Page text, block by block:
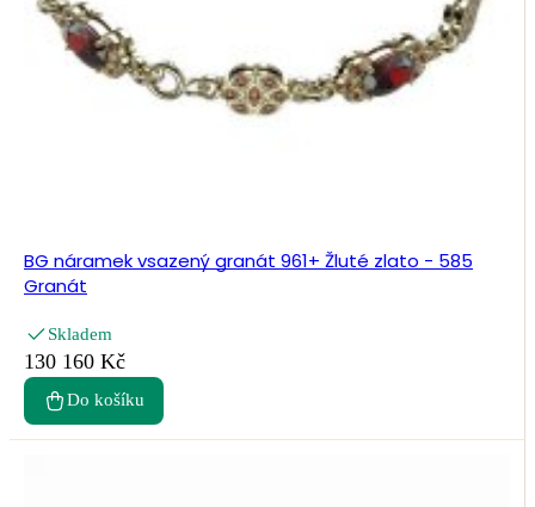
BG náramek vsazený granát 961+ Žluté zlato - 585
Granát
Skladem
130 160 Kč
Do košíku